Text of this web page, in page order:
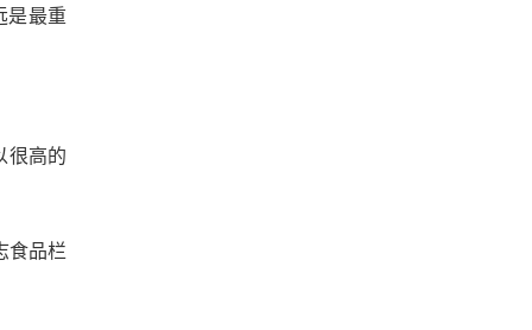
是最重
很高的
食品栏